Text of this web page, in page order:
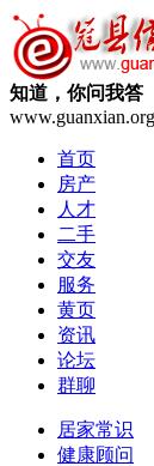
知道，你问我答
首页
房产
人才
二手
交友
服务
黄页
资讯
论坛
群聊
居家常识
健康顾问